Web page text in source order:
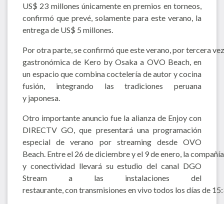
US$ 23 millones únicamente en premios en torneos,
confirmó que prevé, solamente para este verano, la
entrega de US$ 5 millones.
Por otra parte, se confirmó que este verano, por tercera
gastronómica de Kero by Osaka a OVO Beach, en
un espacio que combina coctelería de autor y cocina
fusión, integrando las tradiciones peruana
y japonesa.
Otro importante anuncio fue la alianza de Enjoy con
DIRECTV GO, que presentará una programación
especial de verano por streaming desde OVO
Beach. Entre el 26 de diciembre y el 9 de enero, la
y conectividad llevará su estudio del canal DGO
Stream a las instalaciones del
restaurante, con transmisiones en vivo todos los días de